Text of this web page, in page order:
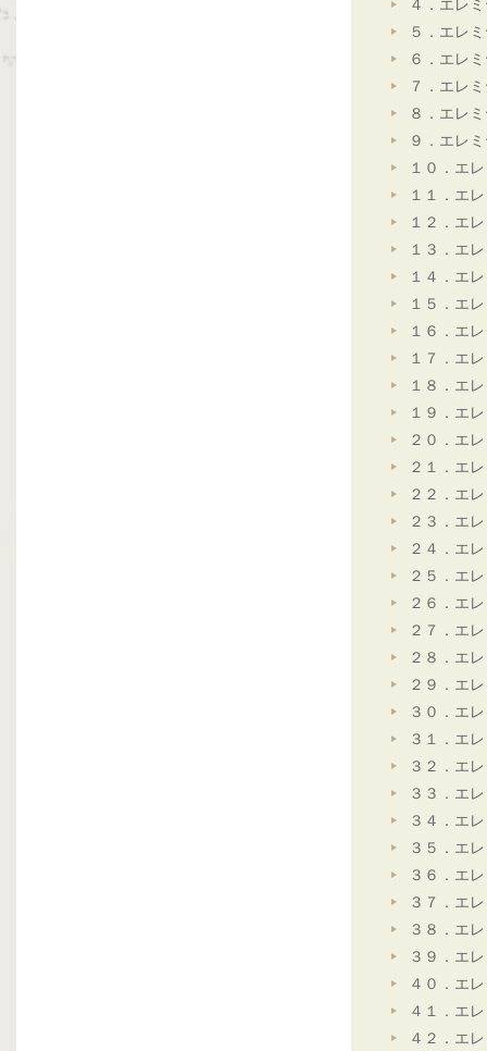
４．エレ
５．エレ
６．エレ
７．エレ
８．エレ
９．エレ
１０．エ
１１．エ
１２．エ
１３．エ
１４．エ
１５．エ
１６．エ
１７．エ
１８．エ
１９．エ
２０．エ
２１．エ
２２．エ
２３．エ
２４．エ
２５．エ
２６．エ
２７．エ
２８．エ
２９．エ
３０．エ
３１．エ
３２．エ
３３．エ
３４．エ
３５．エ
３６．エ
３７．エ
３８．エ
３９．エ
４０．エ
４１．エ
４２．エ